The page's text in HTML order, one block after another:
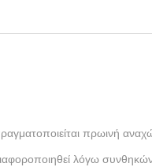
πρωινή
λόγω